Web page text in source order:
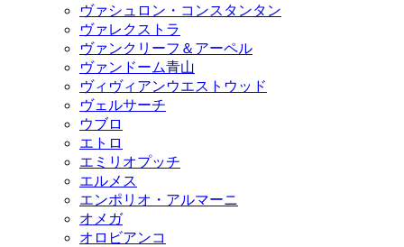
ヴァシュロン・コンスタンタン
ヴァレクストラ
ヴァンクリーフ＆アーペル
ヴァンドーム青山
ヴィヴィアンウエストウッド
ヴェルサーチ
ウブロ
エトロ
エミリオプッチ
エルメス
エンポリオ・アルマーニ
オメガ
オロビアンコ